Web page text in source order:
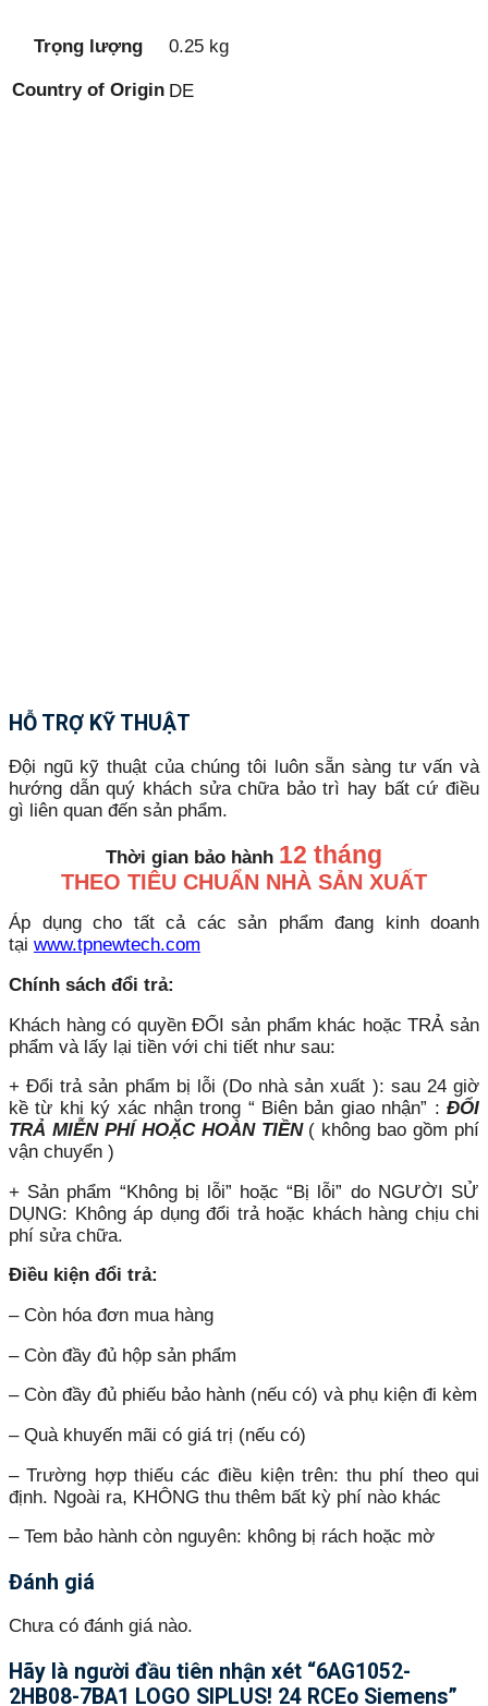
Trọng lượng 0.25 kg
Country of Origin DE
HỖ TRỢ KỸ THUẬT
Đội ngũ kỹ thuật của chúng tôi luôn sẵn sàng tư vấn và
hướng dẫn quý khách sửa chữa bảo trì hay bất cứ điều
gì liên quan đến sản phẩm.
Thời gian bảo hành 12 tháng
THEO TIÊU CHUẨN NHÀ SẢN XUẤT
Áp dụng cho tất cả các sản phẩm đang kinh doanh
tại www.tpnewtech.com
Chính sách đổi trả:
Khách hàng có quyền ĐỔI sản phẩm khác hoặc TRẢ sản
phẩm và lấy lại tiền với chi tiết như sau:
+ Đổi trả sản phẩm bị lỗi (Do nhà sản xuất ): sau 24 giờ
kề từ khi ký xác nhận trong “ Biên bản giao nhận” : ĐỔI
TRẢ MIỄN PHÍ HOẶC HOÀN TIỀN( không bao gồm phí
vận chuyển )
+ Sản phẩm “Không bị lỗi” hoặc “Bị lỗi” do NGƯỜI SỬ
DỤNG: Không áp dụng đổi trả hoặc khách hàng chịu chi
phí sửa chữa.
Điều kiện đổi trả:
– Còn hóa đơn mua hàng
– Còn đầy đủ hộp sản phẩm
– Còn đầy đủ phiếu bảo hành (nếu có) và phụ kiện đi kèm
– Quà khuyến mãi có giá trị (nếu có)
– Trường hợp thiếu các điều kiện trên: thu phí theo qui
định. Ngoài ra, KHÔNG thu thêm bất kỳ phí nào khác
– Tem bảo hành còn nguyên: không bị rách hoặc mờ
Đánh giá
Chưa có đánh giá nào.
Hãy là người đầu tiên nhận xét “6AG1052-
2HB08-7BA1 LOGO SIPLUS! 24 RCEo Siemens”